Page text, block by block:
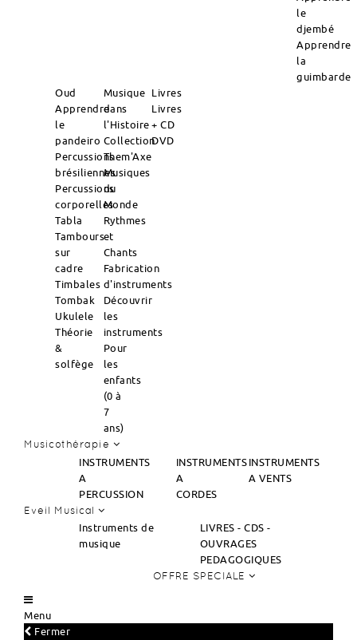
le
djembé
Apprendre
la
guimbarde
Oud
Apprendre
le
pandeiro
Percussions
brésiliennes
Percussions
corporelles
Tabla
Tambours
sur
cadre
Timbales
Tombak
Ukulele
Théorie
&
solfège
Musique
dans
l'Histoire
Collection
Them'Axe
Musiques
du
Monde
Rythmes
et
Chants
Fabrication
d'instruments
Découvrir
les
instruments
Pour
les
enfants
(0 à
7
ans)
Livres
Livres
+ CD
DVD
Musicothérapie
INSTRUMENTS
A
PERCUSSION
INSTRUMENTS
A
CORDES
INSTRUMENTS
A VENTS
Eveil Musical
Instruments de
musique
LIVRES - CDS -
OUVRAGES
PEDAGOGIQUES
OFFRE SPECIALE
Menu
Fermer